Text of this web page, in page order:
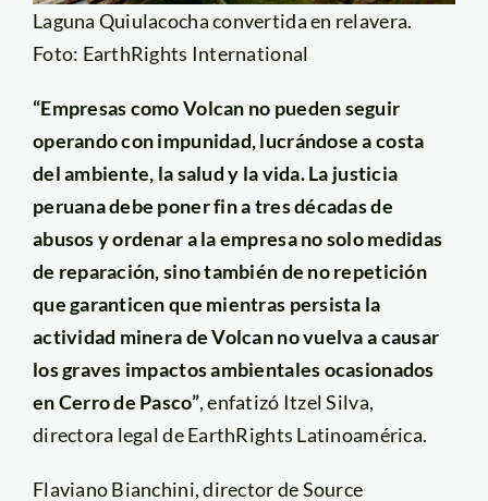
Laguna Quiulacocha convertida en relavera.
Foto: EarthRights International
“Empresas como Volcan no pueden seguir
operando con impunidad, lucrándose a costa
del ambiente, la salud y la vida. La justicia
peruana debe poner fin a tres décadas de
abusos y ordenar a la empresa no solo medidas
de reparación, sino también de no repetición
que garanticen que mientras persista la
actividad minera de Volcan no vuelva a causar
los graves impactos ambientales ocasionados
en Cerro de Pasco”, enfatizó Itzel Silva,
directora legal de EarthRights Latinoamérica.
Flaviano Bianchini, director de Source